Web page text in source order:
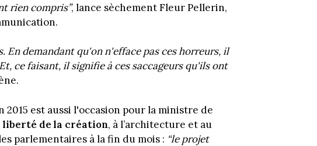
rien compris”, lance sèchement Fleur Pellerin,
En demandant qu'on n'efface pas ces horreurs, il
ce faisant, il signifie à ces saccageurs qu'ils ont
est aussi l'occasion pour la ministre de
de la création, à l’architecture et au
parlementaires à la fin du mois : “le projet